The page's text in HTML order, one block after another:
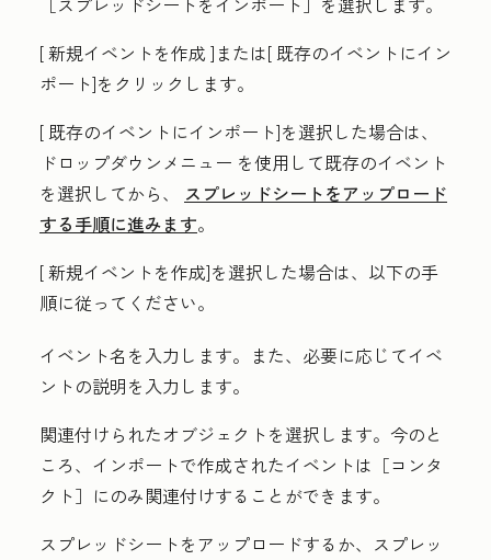
[新規イベントを作成 ]または[ 既存のイベントにイン
ポート]をクリックします。
[ 既存のイベントにインポート]を選択した場合は、
ドロップダウンメニュー を使用して既存のイベント
を選択してから、 スプレッドシートをアップロード
する手順に進みます。
[新規イベントを作成]を選択した場合は、以下の手
順に従ってください。
イベント名 を入力します。また、必要に応じてイベ
ントの説明を入力します。
関連付けられたオブジェクトを選択します。 今のと
ころ、インポートで作成されたイベントは［コンタ
クト］にのみ関連付けすることができます。
スプレッドシートをアップロードするか、スプレッ